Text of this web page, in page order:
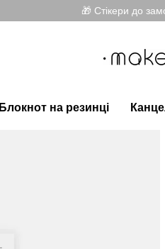
🎁 Стікери до
Блокнот на резинці